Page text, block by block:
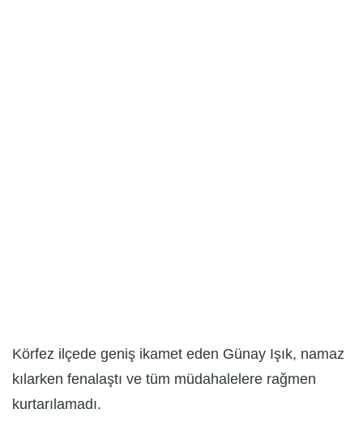
Körfez ilçede geniş ikamet eden Günay Işık, namaz
kılarken fenalaştı ve tüm müdahalelere rağmen
kurtarılamadı.